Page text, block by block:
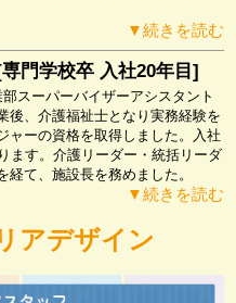
▼続きを読む
門学校卒 入社20年目]
スーパーバイザーアシスタント
後、介護福祉士となり実務経験を
ャーの資格を取得しました。入社
ます。介護リーダー・統括リーダ
経て、施設長を務めました。
▼続きを読む
アデザイン